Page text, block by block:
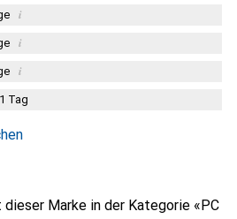
i
i
i
1 Tag
Marke in der Kategorie «PC